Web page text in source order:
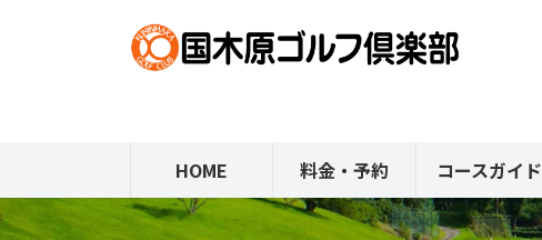
キ
ッ
に
移
HOME 料金・予約 コースガイド